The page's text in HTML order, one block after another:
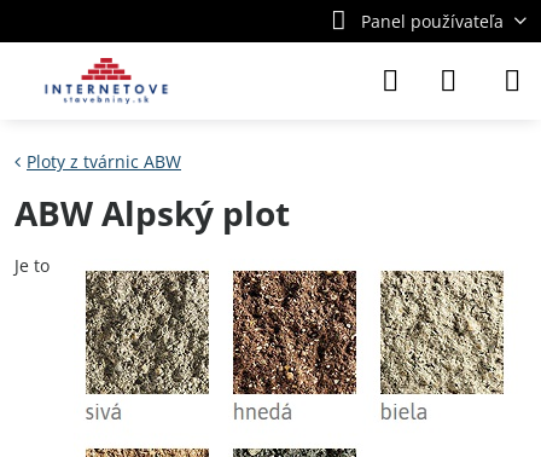
Panel používateľa
Ploty z tvárnic ABW
ABW Alpský plot
Je to